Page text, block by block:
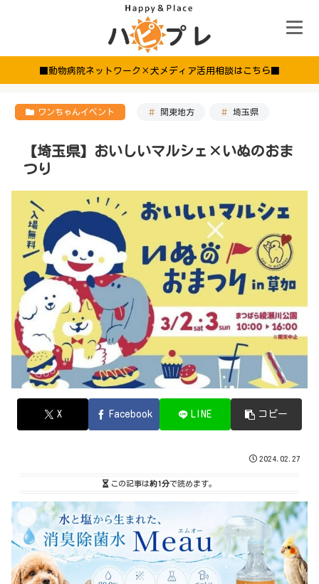
■動物病院ネットワーク×犬メディア活用相談はこちら■
ワンちゃんイベント 関東地方 埼玉県
【埼玉県】おいしいマルシェ×いぬのおま
つり
X Facebook LINE コピー
2024.02.27
この記事は約1分で読めます。